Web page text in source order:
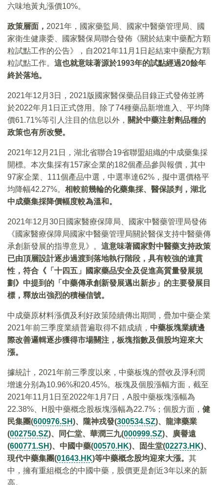
六味地黃丸漲價10%。
政策層面， 2021年，國家藥監局、國家中醫藥管理局、國
家衛生健康委、國家醫保局聯合發佈《關於結束中藥配方顆
粒試點工作的公告》，自2021年11月1日起結束中藥配方顆
粒試點工作。 這也就意味著源於1993年的試點經過20餘年
終於落地。
2021年12月3日，2021版國家醫保藥品目錄正式發佈並將
於2022年月1日正式啓用。除了74種藥品新增進入、平均降
價61.71%等引人注目的信息以外， 關於中藥注射劑品種的
政策也有所改變。
2021年12月21日，湖北省聯合19省聯盟組織的中成藥集採
開標。本次集採有157家企業的182個產品參與報價，其中
97家企業、111個產品中選，中選率達62%，擬中選價格平
均降幅42.27%。 相較前幾輪的化藥集採、醫保談判，湖北
中成藥集採降價幅度較為溫和。
2021年12月30日國家醫療保障局、國家中醫藥管理局發佈
《國家醫療保障局國家中醫藥管理局關於醫保支持中醫藥傳
承創新發展的指導意見》。 這意味著國家對中醫藥支持政策
已由頂層設計逐步過渡到落地執行階段，具有較強的連貫
性，符合《「十四五」國家藥品安全及促進高質量發展規
劃》中提到的「中藥傳承創新發展邁出新步」的主要發展目
標，釋放出強烈的積極信號。
中成藥原材料漲價及利好政策陸續傳出期間，疊加中藥企業
2021年前三季度業績普遍取得不錯成績， 中藥板塊業績邊
際改善邏輯逐步獲得市場關注，板塊指數及個股均迎來大
漲。
據統計，2021年前三季度以來，中藥板塊的營收及淨利潤
增速分别為10.96%和20.45%。板塊及個股漲幅方面，截至
2021年11月1日至2022年1月7日，A股中藥板塊漲幅為
22.38%、H股中藥概念股板塊漲幅為22.7%；個股方面， 健
民集團(600976.SH)、隴神戎發(300534.SZ)、龍津藥業
(002750.SZ)、同仁堂、華潤三九(000999.SZ)、廣譽遠
(600771.SH)、中國中藥(00570.HK)、固生堂(02273.HK)、
現代中藥集團(01643.HK)等中藥概念股均迎來大漲。 其
中，擁有重組概念的中國中藥，股價更是創近3年以來的新
高。